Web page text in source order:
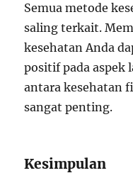
Semua metode
saling terkait.
kesehatan Anda
positif pada aspek
antara kesehatan
sangat penting.
Kesimpulan